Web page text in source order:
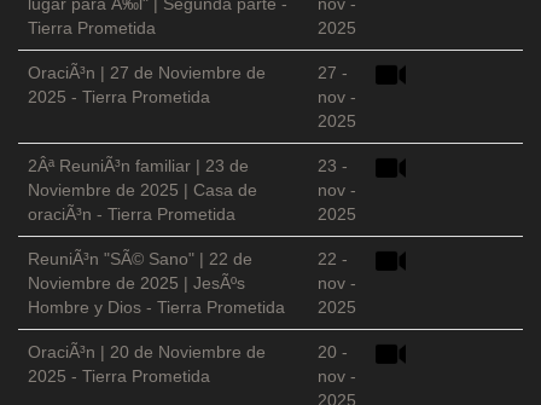
Tierra Prometida
2025
OraciÃ³n | 27 de Noviembre de
2025 - Tierra Prometida
27 -
nov -
2025
2Âª ReuniÃ³n familiar | 23 de
Noviembre de 2025 | Casa de
oraciÃ³n - Tierra Prometida
23 -
nov -
2025
ReuniÃ³n "SÃ© Sano" | 22 de
Noviembre de 2025 | JesÃºs
Hombre y Dios - Tierra Prometida
22 -
nov -
2025
OraciÃ³n | 20 de Noviembre de
2025 - Tierra Prometida
20 -
nov -
2025